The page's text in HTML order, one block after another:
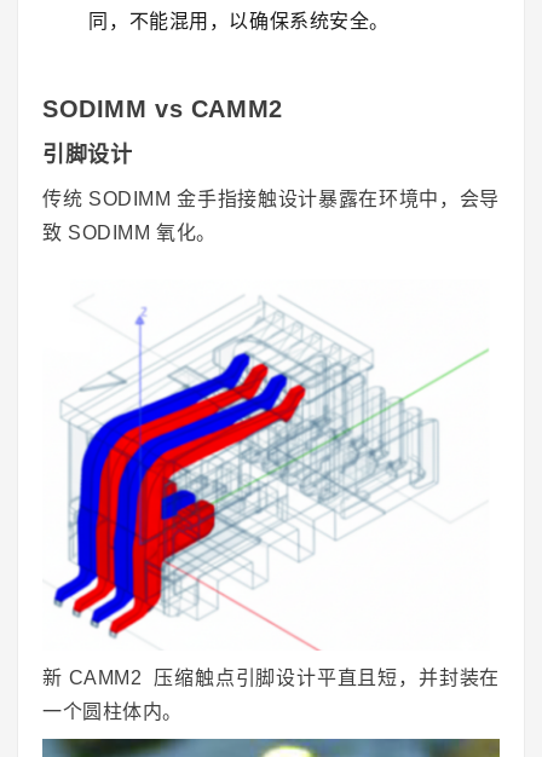
同，不能混用，以确保系统安全。
SODIMM vs CAMM2
引脚设计
传统 SODIMM 金手指接触设计暴露在环境中，会导
致 SODIMM氧化。
新 CAMM2 压缩触点引脚设计平直且短，并封装在
一个圆柱体内。